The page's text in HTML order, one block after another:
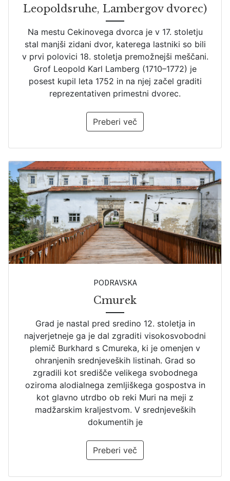
Leopoldsruhe, Lambergov dvorec)
Na mestu Cekinovega dvorca je v 17. stoletju
stal manjši zidani dvor, katerega lastniki so bili
v prvi polovici 18. stoletja premožnejši meščani.
Grof Leopold Karl Lamberg (1710–1772) je
posest kupil leta 1752 in na njej začel graditi
reprezentativen primestni dvorec.
Preberi več
PODRAVSKA
Cmurek
Grad je nastal pred sredino 12. stoletja in
najverjetneje ga je dal zgraditi visokosvobodni
plemič Burkhard s Cmureka, ki je omenjen v
ohranjenih srednjeveških listinah. Grad so
zgradili kot središče velikega svobodnega
oziroma alodialnega zemljiškega gospostva in
kot glavno utrdbo ob reki Muri na meji z
madžarskim kraljestvom. V srednjeveških
dokumentih je
Preberi več